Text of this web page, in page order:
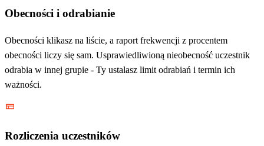
Obecności i odrabianie
Obecności klikasz na liście, a raport frekwencji z procentem
obecności liczy się sam. Usprawiedliwioną nieobecność uczestnik
odrabia w innej grupie - Ty ustalasz limit odrabiań i termin ich
ważności.
Rozliczenia uczestników